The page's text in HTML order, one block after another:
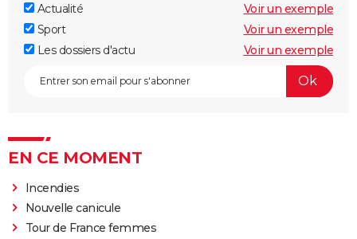
Actualité
Voir un exemple
Sport
Voir un exemple
Les dossiers d'actu
Voir un exemple
EN CE MOMENT
Incendies
Nouvelle canicule
Tour de France femmes